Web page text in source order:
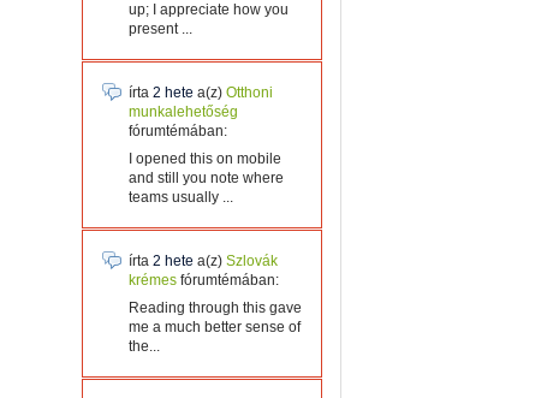
up; I appreciate how you
present ...
írta 2 hete a(z) Otthoni
munkalehetőség
fórumtémában:
I opened this on mobile
and still you note where
teams usually ...
írta 2 hete a(z) Szlovák
krémes fórumtémában:
Reading through this gave
me a much better sense of
the...